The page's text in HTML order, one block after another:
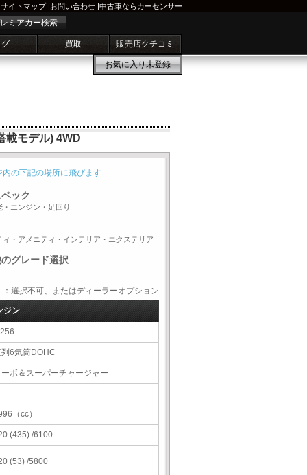
サイトマップ|お問い合わせ |中古車ならカーセンサー
ミアカー検索
買取 販売店クチコミ
お気に入り未登録
載モデル) 4WD
内の下記の場所に飛びます
ック
・エンジン・足回り
ィ・アメニティ・インテリア・エクステリア
グレード選択
択不可、またはディーラーオプション
ジン
6気筒DOHC
ボ＆スーパーチャージャー
（cc）
(435) /6100
(53) /5800